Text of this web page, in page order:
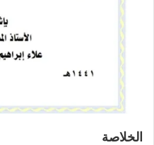
الخلاصة